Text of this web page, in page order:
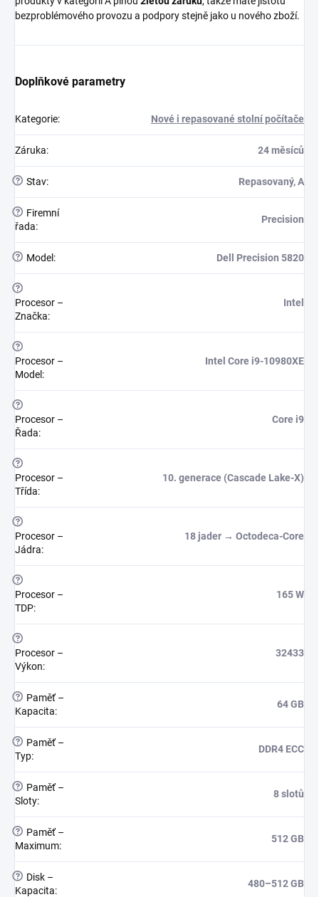
bezproblémového provozu a podpory stejně jako u nového zboží.
Doplňkové parametry
Kategorie: Nové i repasované stolní počítače
Záruka: 24 měsíců
? Stav: Repasovaný, A
?
Firemní
řada:
Precision
? Model : Dell Precision 5820
?
Procesor –
Značka:
Intel
?
Procesor –
Model :
Intel Core i9-10980XE
?
Procesor –
Řada:
Core i9
?
Procesor –
Třída:
10. generace (Cascade Lake-X)
?
Procesor –
Jádra:
18 jader → Octodeca-Core
?
Procesor –
TDP:
165 W
?
Procesor –
Výkon:
32433
?
Paměť –
Kapacita:
64 GB
?
Paměť –
Typ:
DDR4 ECC
?
Paměť –
Sloty:
8 slotů
?
Paměť –
Maximum:
512 GB
?
Disk –
Kapacita:
480–512 GB